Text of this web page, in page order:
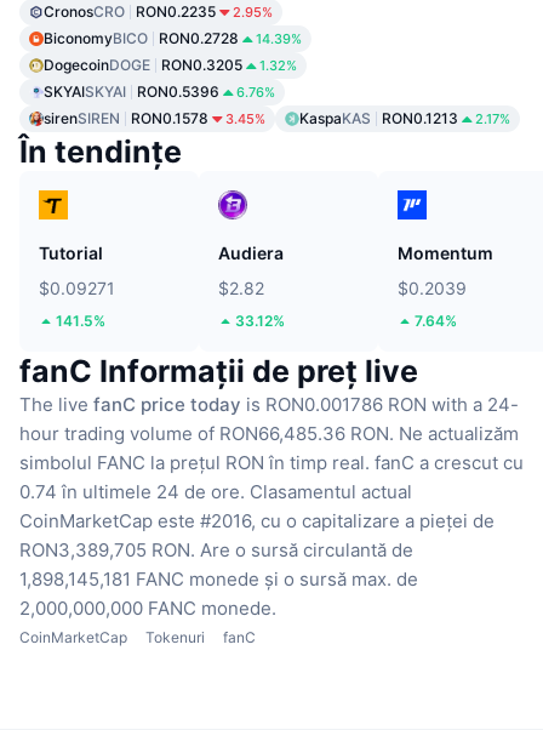
CronosCRO RON0.2235 2.95%
BiconomyBICO RON0.2728 14.39%
DogecoinDOGE RON0.3205 1.32%
SKYAISKYAI RON0.5396 6.76%
sirenSIREN RON0.1578 3.45% KaspaKAS RON0.1213 2.17%
În tendințe
Tutorial
$0.09271
141.5%
Audiera
$2.82
33.12%
Momentum
$0.2039
7.64%
fanC Informații de preț live
The live fanC price today is RON0.001786 RON with a 24-
hour trading volume of RON66,485.36 RON. Ne actualizăm
simbolul FANC la prețul RON în timp real. fanC a crescut cu
0.74 în ultimele 24 de ore. Clasamentul actual
CoinMarketCap este #2016, cu o capitalizare a pieței de
RON3,389,705 RON. Are o sursă circulantă de
1,898,145,181 FANC monede și o sursă max. de
2,000,000,000 FANC monede.
CoinMarketCap Tokenuri fanC